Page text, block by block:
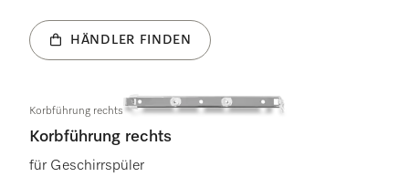
HÄNDLER FINDEN
Korbführung rechts
Korbführung rechts
für Geschirrspüler